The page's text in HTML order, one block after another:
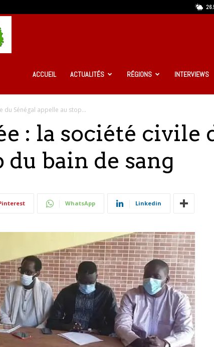
Guinée
Infos
ACCUEIL ACTUALITÉS RÉGIONS INTERVIEWS
du Sénégal appelle au stop...
: la société civile
du bain de sang
WhatsApp Linkedin